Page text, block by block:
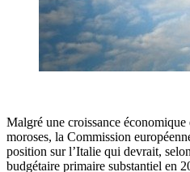
Malgré une croissance
moroses, la Commission
position sur l’Italie qui devrait,
budgétaire primaire substantiel en